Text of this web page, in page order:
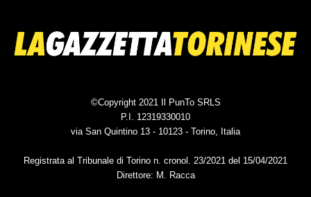
©Copyright 2021 Il PunTo SRLS
P.I. 12319330010
via San Quintino 13 - 10123 - Torino, Italia
Registrata al Tribunale di Torino n. cronol. 23/2021 del 15/04/2021
Direttore: M. Racca